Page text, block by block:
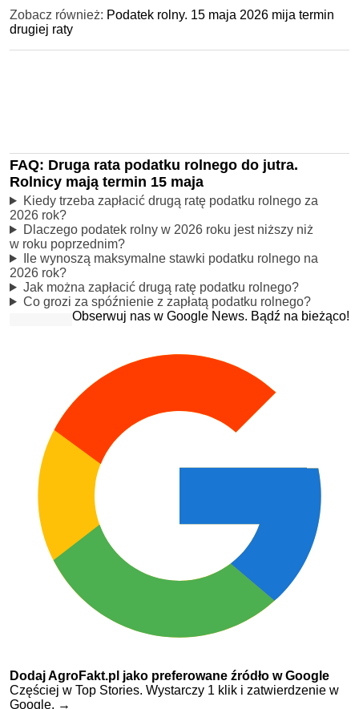
Zobacz również: Podatek rolny. 15 maja 2026 mija termin
drugiej raty
FAQ: Druga rata podatku rolnego do jutra.
Rolnicy mają termin 15 maja
Kiedy trzeba zapłacić drugą ratę podatku rolnego za
2026 rok?
Dlaczego podatek rolny w 2026 roku jest niższy niż
w roku poprzednim?
Ile wynoszą maksymalne stawki podatku rolnego na
2026 rok?
Jak można zapłacić drugą ratę podatku rolnego?
Co grozi za spóźnienie z zapłatą podatku rolnego?
Obserwuj nas w Google News. Bądź na bieżąco!
Dodaj AgroFakt.pl jako preferowane źródło w Google
Częściej w Top Stories. Wystarczy 1 klik i zatwierdzenie w
Google. →